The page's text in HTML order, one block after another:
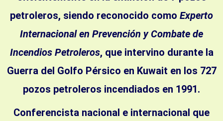
petroleros, siendo reconocido como Experto
Internacional en Prevención y Combate de
Incendios Petroleros, que intervino durante la
Guerra del Golfo Pérsico en Kuwait en los 727
pozos petroleros incendiados en 1991.
Conferencista nacional e internacional que